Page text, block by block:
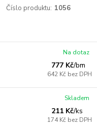
Číslo produktu: 1056
777 Kč/bm
642 Kč bez DPH
Na dotaz
211 Kč/ks
174 Kč bez DPH
Skladem